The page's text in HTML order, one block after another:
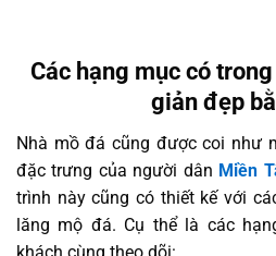
Các hạng mục có
giản đẹp
Nhà mồ đá cũng được coi như
đặc trưng của người dân Miền
trình này cũng có thiết kế với
lăng mộ đá. Cụ thể là các